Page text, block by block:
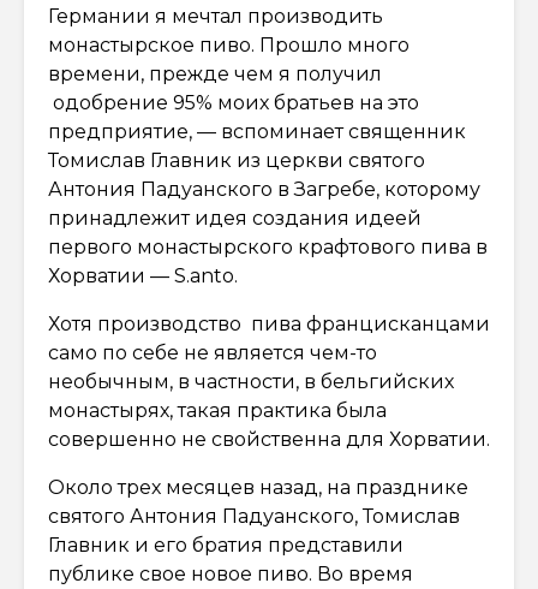
Германии я мечтал производить
монастырское пиво. Прошло много
времени, прежде чем я получил
одобрение 95% моих братьев на это
предприятие, — вспоминает священник
Томислав Главник из церкви святого
Антония Падуанского в Загребе, которому
принадлежит идея создания идеей
первого монастырского крафтового пива в
Хорватии — S.anto.
Хотя производство пива францисканцами
само по себе не является чем-то
необычным, в частности, в бельгийских
монастырях, такая практика была
совершенно не свойственна для Хорватии.
Около трех месяцев назад, на празднике
святого Антония Падуанского, Томислав
Главник и его братия представили
публике свое новое пиво. Во время